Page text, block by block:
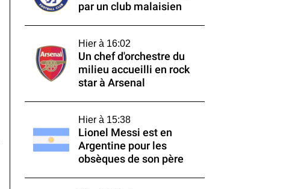
par un club malaisien
Hier à 16:02
Un chef d'orchestre du
milieu accueilli en rock
star à Arsenal
Hier à 15:38
Lionel Messi est en
Argentine pour les
obsèques de son père